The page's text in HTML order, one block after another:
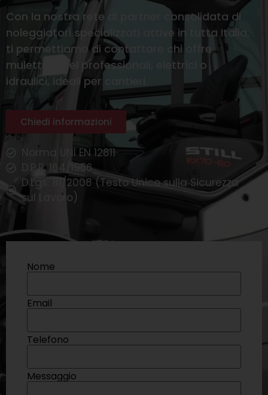
Con la nostra rete di partner consolidata di
noleggiatori specializzati attive in tutta Italia,
ti permettiamo di contattare chi offre
muletti diesel professionali, elettrici o
idraulici, ideali per cantieri.
Chiedi informazioni
Norma UNI EN 12811
D.P.R. 164/1956
D.Lgs. 81/2008 (Testo Unico sulla Sicurezza
sul Lavoro)
Nome
Email
Telefono
Messaggio